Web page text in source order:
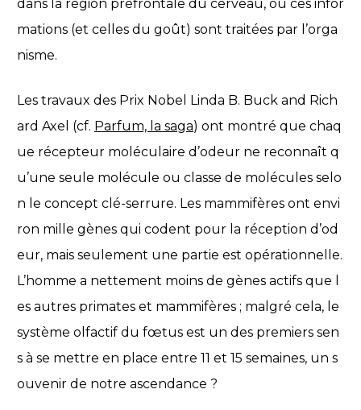
dans la région préfrontale du cerveau, où ces infor
mations (et celles du goût) sont traitées par l’orga
nisme.
Les travaux des Prix Nobel Linda B. Buck and Rich
ard Axel (cf. Parfum, la saga) ont montré que chaq
ue récepteur moléculaire d’odeur ne reconnaît q
u’une seule molécule ou classe de molécules selo
n le concept clé-serrure. Les mammifères ont envi
ron mille gènes qui codent pour la réception d’od
eur, mais seulement une partie est opérationnelle.
L’homme a nettement moins de gènes actifs que l
es autres primates et mammifères ; malgré cela, le
système olfactif du fœtus est un des premiers sen
s à se mettre en place entre 11 et 15 semaines, un s
ouvenir de notre ascendance ?